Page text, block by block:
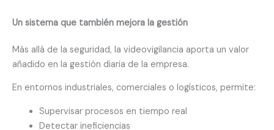
Un sistema que también mejora la gestión
Más allá de la seguridad, la videovigilancia aporta un valor
añadido en la gestión diaria de la empresa.
En entornos industriales, comerciales o logísticos, permite:
Supervisar procesos en tiempo real
Detectar ineficiencias